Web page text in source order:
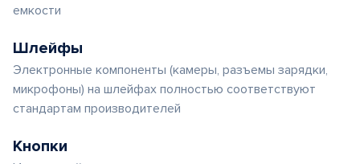
емкости
Шлейфы
Электронные компоненты (камеры, разъемы зарядки,
микрофоны) на шлейфах полностью соответствуют
стандартам производителей
Кнопки